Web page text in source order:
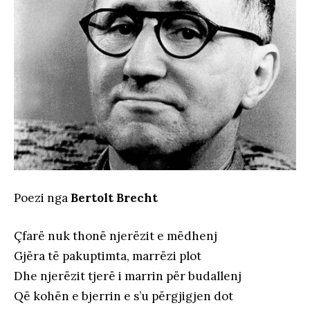
Poezi nga Bertolt Brecht
Çfarë nuk thonë njerëzit e mëdhenj
Gjëra të pakuptimta, marrëzi plot
Dhe njerëzit tjerë i marrin për budallenj
Që kohën e bjerrin e s’u përgjigjen dot